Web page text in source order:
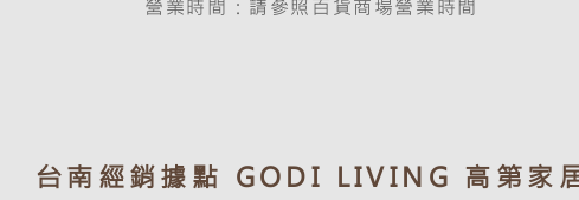
營業時間：請參照百貨商場營業時間
台南經銷據點 GODI LIVING 高第家